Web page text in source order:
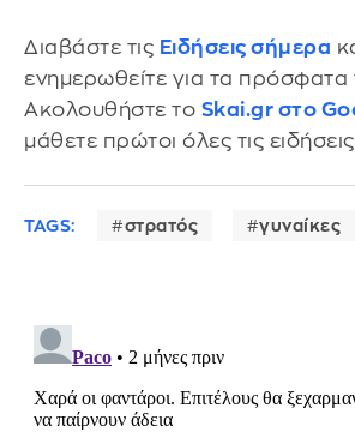
Διαβάστε τις Ειδήσεις σήμερα
ενημερωθείτε για τα πρόσφατα
Ακολουθήστε το Skai.gr στο
μάθετε πρώτοι όλες τις
TAGS: στρατός γυναίκες